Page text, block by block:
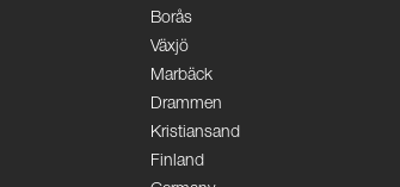
Borås
Växjö
Marbäck
Drammen
Kristiansand
Finland